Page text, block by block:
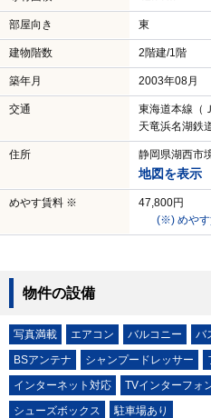
部屋向き 東
建物階数 2階建/1階
築年月 2003年08月
交通
東海道本線（
天竜浜名湖鉄
住所 静岡県湖西市
地図を表示
めやす賃料 ※
47,800円
(※) めやす
物件の設備
写真満載 エアコン バルコニー バ
BSアンテナ
シャンプードレッサー
インターネット対応
TVインターフォ
シューズボックス
駐車場あり